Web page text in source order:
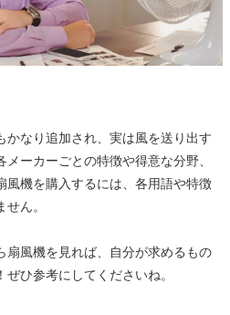
かなり追加され、実は風を送り出す
ーカーごとの特徴や得意な分野、
風機を購入するには、各用語や特徴
ん。
扇風機を見れば、自分が求めるもの
ひ参考にしてくださいね。